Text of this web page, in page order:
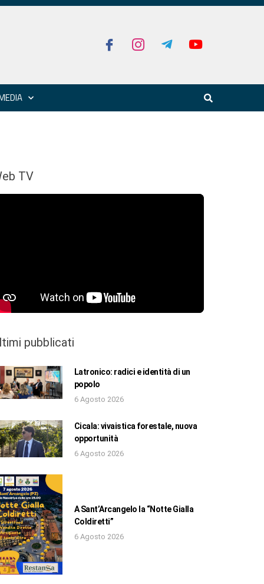
TV
pubblicati
Latronico: radici e identità di un
popolo
6 Agosto 2026
Cicala: vivaistica forestale, nuova
opportunità
6 Agosto 2026
A Sant’Arcangelo la “Notte Gialla
Coldiretti”
6 Agosto 2026